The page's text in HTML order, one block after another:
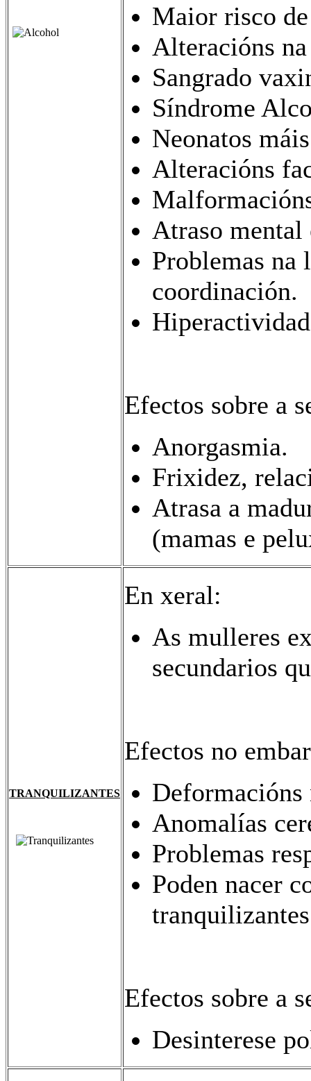
Maior risco de
Alteracións
Sangrado
Síndrome
Neonatos
Alteracións
Atraso mental
Problemas na
coordinación.
Efectos sobre a
Anorgasmia.
Frixidez,
Atrasa a
(mamas e
TRANQUILIZANTES
En xeral:
As mulleres
secundarios
Efectos no
Deformacións
Anomalías
Problemas
Poden nacer
Efectos sobre a
Desinterese